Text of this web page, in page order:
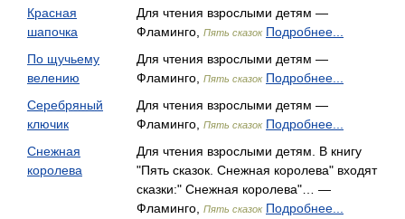
Красная
шапочка
Для чтения взрослыми детям —
Фламинго,
Пять сказок Подробнее...
По щучьему
велению
Для чтения взрослыми детям —
Фламинго,
Пять сказок Подробнее...
Серебряный
ключик
Для чтения взрослыми детям —
Фламинго,
Пять сказок Подробнее...
Снежная
королева
Для чтения взрослыми детям. В книгу
"Пять сказок. Снежная королева" входят
сказки:" Снежная королева"… —
Фламинго,
Пять сказок Подробнее...